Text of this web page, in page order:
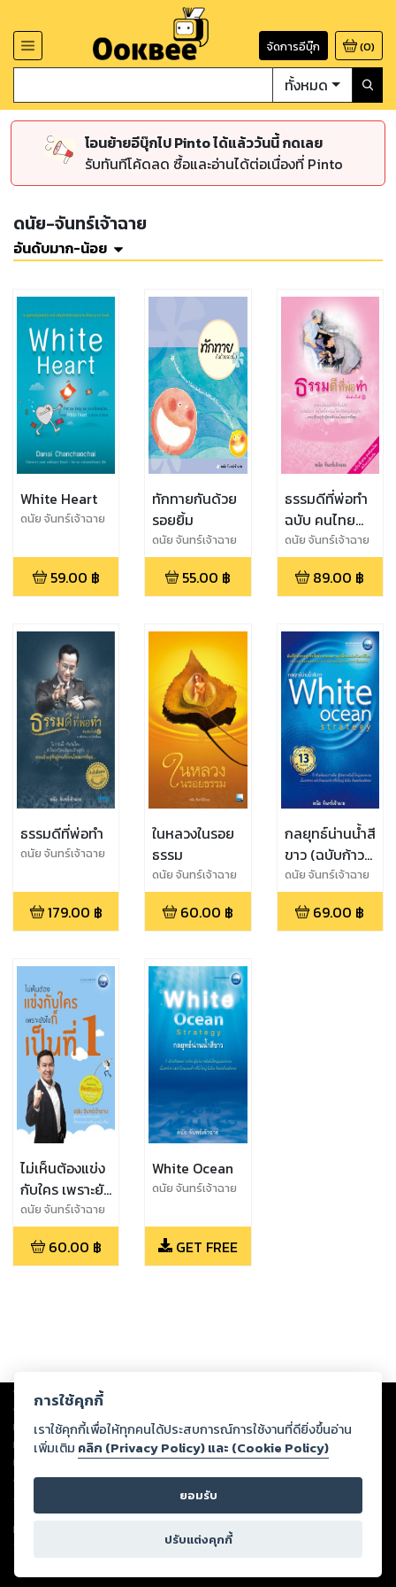
จัดการอีบุ๊ก (0)
ทั้งหมด
โอนย้ายอีบุ๊กไป Pinto ได้แล้ววันนี้ กดเลย
รับทันทีโค้ดลด ซื้อและอ่านได้ต่อเนื่องที่ Pinto
ดนัย-จันทร์เจ้าฉาย
อันดับมาก-น้อย
White Heart
ดนัย จันทร์เจ้าฉาย
59.00 ฿
ทักทายกันด้วย
รอยยิ้ม
ดนัย จันทร์เจ้าฉาย
55.00 ฿
ธรรมดีที่พ่อทำ
ฉบับ คนไทย
หัวใจเดียวกัน
ดนัย จันทร์เจ้าฉาย
89.00 ฿
ธรรมดีที่พ่อทำ
ดนัย จันทร์เจ้าฉาย
179.00 ฿
ในหลวงในรอย
ธรรม
ดนัย จันทร์เจ้าฉาย
60.00 ฿
กลยุทธ์น่านน้ำสี
ขาว (ฉบับก้าวสู่
เวทีโลก)
ดนัย จันทร์เจ้าฉาย
69.00 ฿
ไม่เห็นต้องแข่ง
กับใคร เพราะยัง
ไงก็เป็นที่ 1
ดนัย จันทร์เจ้าฉาย
60.00 ฿
White Ocean
ดนัย จันทร์เจ้าฉาย
GET FREE
Copyright © 2026
ต่อผลงานหรือเนื้อหาใดที่อัปโหลดผ่านเว็บไซต์และปรากฏว่าละเมิดสิทธิใน
ทรัพย์สินทางปัญญาของบุคคลอื่นหรือขัดต่อกฎหมายและศีลธรรม ดังนั้น ผู้อ่าน
ทุกท่านโปรดใช้วิจารณญาณในการกลั่นกรองด้วยตนเอง และหากท่านพบว่าส่วน
หนึ่งส่วนใดขัดต่อกฎหมายและศีลธรรม กรุณาแจ้งมายังบริษัท เพื่อทีมงานจะได้
ดำเนินการในทันที ทั้งนี้ ทางสตอรี่ล็อกขอสงวนลิขสิทธิ์ตามพระราชบัญญัติ
ลิขสิทธิ์ พ.ศ. 2537 (ฉบับล่าสุด)
For support: member@ookbee.com
Version
การใช้คุกกี้
เราใช้คุกกี้เพื่อให้ทุกคนได้ประสบการณ์การใช้งานที่ดียิ่งขึ้นอ่าน
เพิ่มเติม คลิก (Privacy Policy) และ (Cookie Policy)
ยอมรับ
ปรับแต่งคุกกี้